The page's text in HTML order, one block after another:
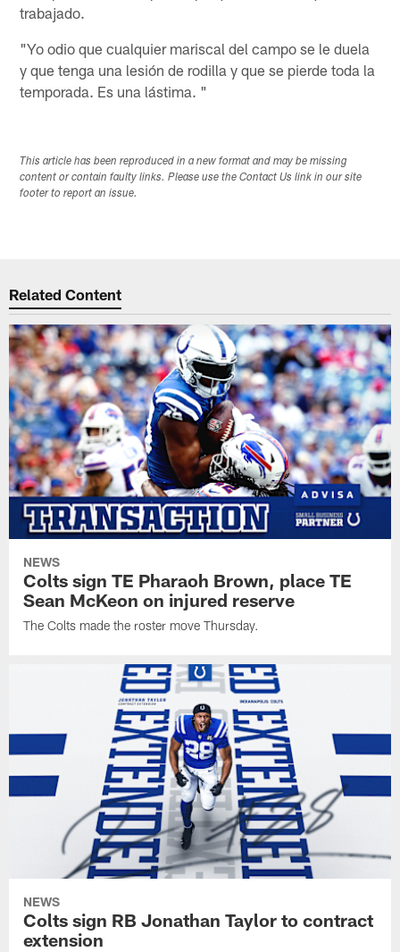
trabajado.
"Yo odio que cualquier mariscal del campo se le duela
y que tenga una lesión de rodilla y que se pierde toda la
temporada. Es una lástima. "
This article has been reproduced in a new format and may be missing
content or contain faulty links. Please use the Contact Us link in our site
footer to report an issue.
Related Content
NEWS
Colts sign TE Pharaoh Brown, place TE
Sean McKeon on injured reserve
The Colts made the roster move Thursday.
NEWS
Colts sign RB Jonathan Taylor to contract
extension